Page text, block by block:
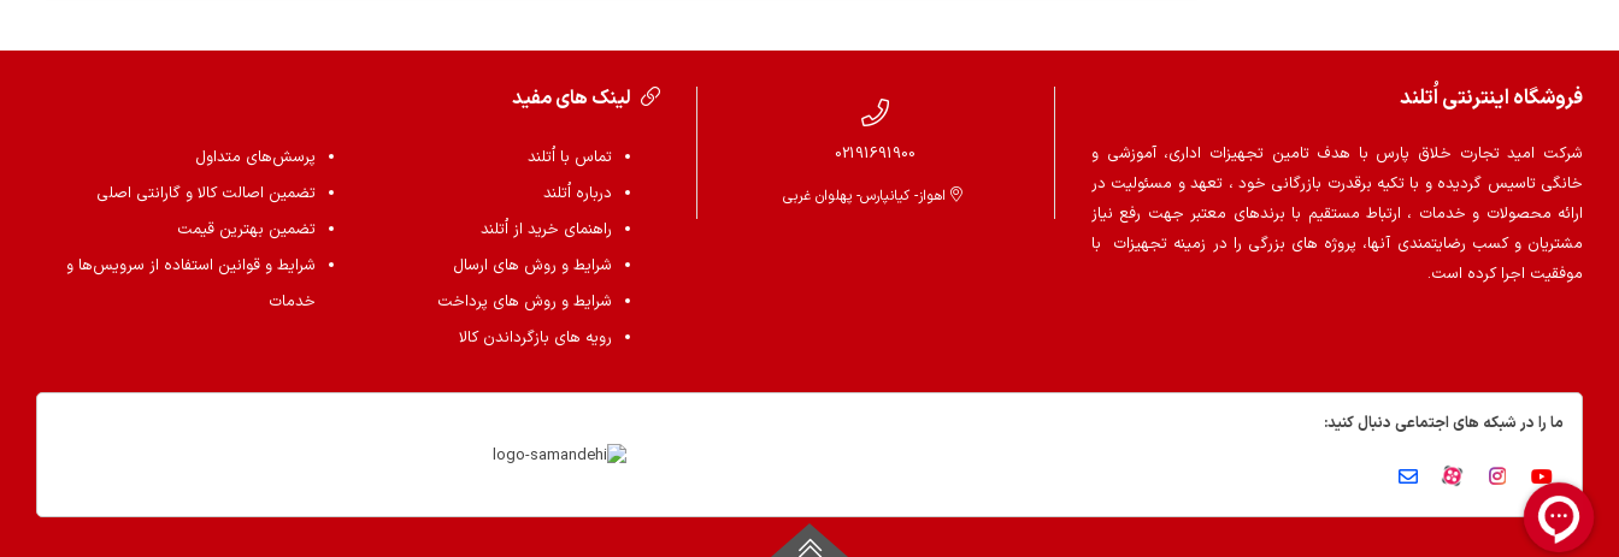
فروشگاه اینترنتی اُتلند
شرکت امید تجارت خلاق پارس با هدف تامین تجهیزات اداری، آموزشی و
خانگی تاسیس گردیده و با تکیه برقدرت بازرگانی خود ، تعهد و مسئولیت در
ارائه محصولات و خدمات ، ارتباط مستقیم با برندهای معتبر جهت رفع نیاز
مشتریان و کسب رضایتمندی آنها، پروژه های بزرگی را در زمینه تجهیزات با
موفقیت اجرا کرده است.
02191691900
اهواز- کیانپارس- پهلوان غربی
لینک های مفید
تماس با اُتلند
درباره اُتلند
راهنمای خرید از اُتلند
شرایط و روش های ارسال
شرایط و روش های پرداخت
رویه های بازگرداندن کالا
پرسش‌های متداول
تضمین اصالت کالا و گارانتی اصلی
تضمین بهترین قیمت
شرایط و قوانین استفاده از سرویس‌ها و
خدمات
ما را در شبکه های اجتماعی دنبال کنید: